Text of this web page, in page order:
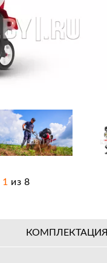
1 из 8
КОМПЛЕКТАЦИЯ